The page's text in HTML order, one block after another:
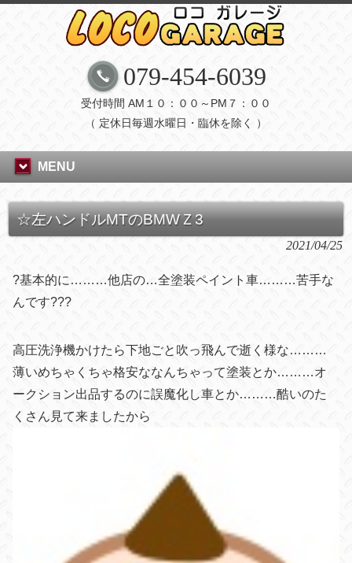
079-454-6039
受付時間 AM１０：００～PM７：００
（ 定休日毎週水曜日・臨休を除く ）
MENU
☆左ハンドルMTのBMWＺ3
2021/04/25
?基本的に………他店の…全塗装ペイント車………苦手な
んです???
高圧洗浄機かけたら下地ごと吹っ飛んで逝く様な………
薄いめちゃくちゃ格安ななんちゃって塗装とか………オ
ークション出品するのに誤魔化し車とか………酷いのた
くさん見て来ましたから